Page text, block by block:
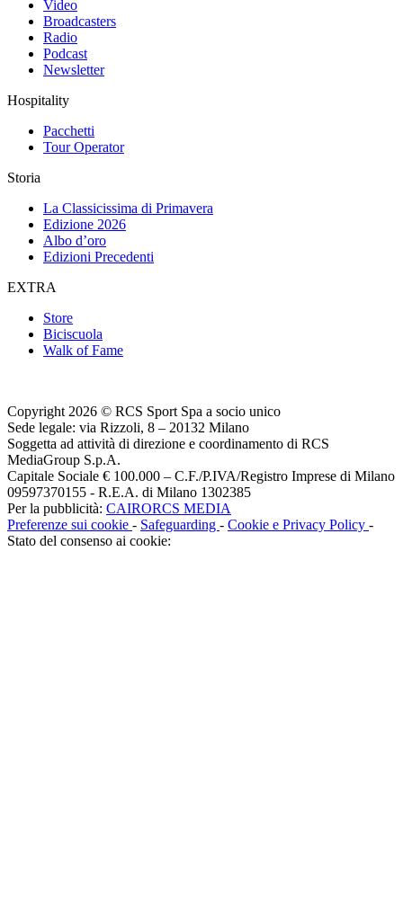
Video
Broadcasters
Radio
Podcast
Newsletter
Hospitality
Pacchetti
Tour Operator
Storia
La Classicissima di Primavera
Edizione 2026
Albo d’oro
Edizioni Precedenti
EXTRA
Store
Biciscuola
Walk of Fame
Copyright 2026 © RCS Sport Spa a socio unico
Sede legale: via Rizzoli, 8 – 20132 Milano
Soggetta ad attività di direzione e coordinamento di RCS
MediaGroup S.p.A.
Capitale Sociale € 100.000 – C.F./P.IVA/Registro Imprese di Milano
09597370155 - R.E.A. di Milano 1302385
Per la pubblicità: CAIRORCS MEDIA
Preferenze sui cookie - Safeguarding - Cookie e Privacy Policy -
Stato del consenso ai cookie: